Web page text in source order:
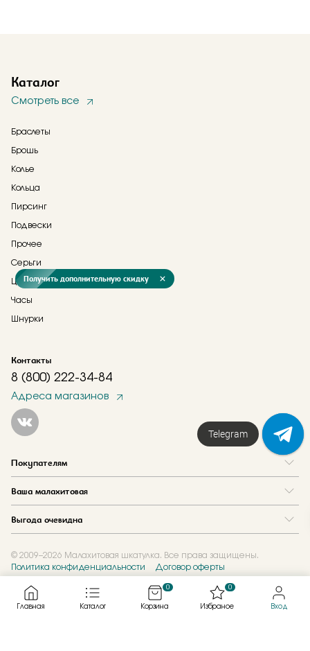
Каталог
Смотреть все
Браслеты
Брошь
Колье
Кольца
Пирсинг
Подвески
Прочее
Серьги
Цепи
Часы
Шнурки
Контакты
8 (800) 222-34-84
Адреса магазинов
Покупателям
Ваша малахитовая
Где купить
Новости
Журнал
Выгода очевидна
Акции
Обмен и скупка
Подарочные сертификаты
© 2009–2026 Малахитовая шкатулка. Все права защищены.
Политика конфиденциальности
Договор оферты
Главная Каталог Корзина
0
Избраное
0
Вход
Получить дополнительную скидку
Telegram